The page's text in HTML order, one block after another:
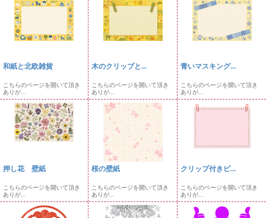
和紙と北欧雑貨
こちらのページを開いて頂き
ありが...
木のクリップと...
こちらのページを開いて頂き
ありが...
青いマスキング...
こちらのページを開いて頂き
ありが...
押し花 壁紙
こちらのページを開いて頂き
ありが...
桜の壁紙
こちらのページを開いて頂き
ありが...
クリップ付きピ...
こちらのページを開いて頂き
ありが...